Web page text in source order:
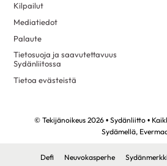
Kilpailut
Mediatiedot
Palaute
Tietosuoja ja saavutettavuus
Sydänliitossa
Tietoa evästeistä
© Tekijänoikeus 2026 • Sydänliitto •
Sydämellä,
Defi Neuvokasperhe Sydänmerkki